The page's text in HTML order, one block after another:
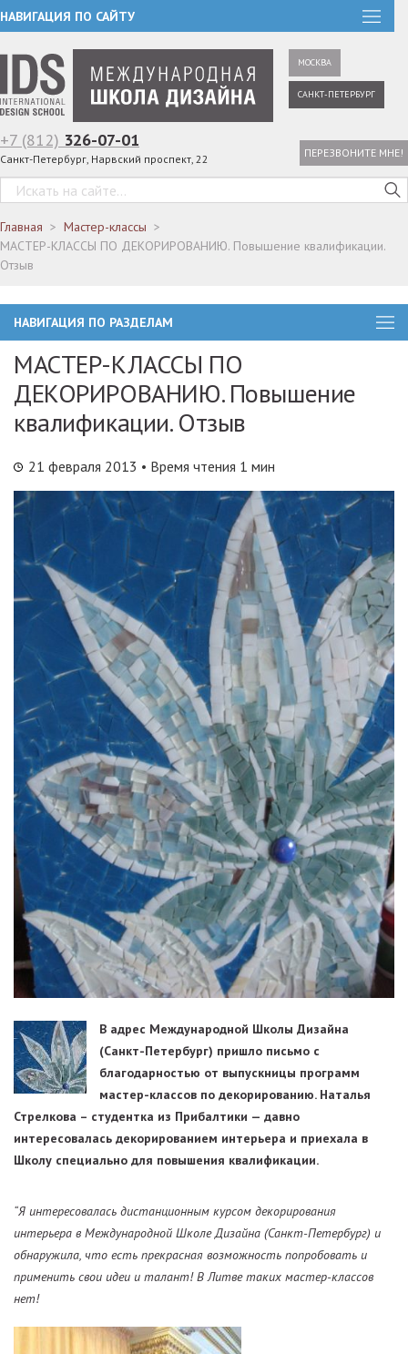
НАВИГАЦИЯ ПО САЙТУ
МОСКВА
САНКТ-ПЕТЕРБУРГ
+7 (812) 326-07-01
Санкт-Петербург, Нарвский проспект, 22 ПЕРЕЗВОНИТЕ МНЕ!
Главная
Мастер-классы
МАСТЕР-КЛАССЫ ПО ДЕКОРИРОВАНИЮ. Повышение квалификации.
Отзыв
НАВИГАЦИЯ ПО РАЗДЕЛАМ
МАСТЕР-КЛАССЫ ПО
ДЕКОРИРОВАНИЮ. Повышение
квалификации. Отзыв
21 февраля 2013 • Время чтения 1 мин
В адрес Международной Школы Дизайна
(Санкт-Петербург) пришло письмо с
благодарностью от выпускницы программ
мастер-классов по декорированию. Наталья
Стрелкова – студентка из Прибалтики — давно
интересовалась декорированием интерьера и приехала в
Школу специально для повышения квалификации.
“Я интересовалась дистанционным курсом декорирования
интерьера в Международной Школе Дизайна (Санкт-Петербург) и
обнаружила, что есть прекрасная возможность попробовать и
применить свои идеи и талант! В Литве таких мастер-классов
нет!